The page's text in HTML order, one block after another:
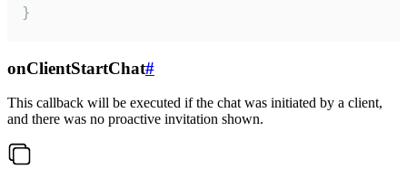
}
onClientStartChat#
This callback will be executed if the chat was initiated by a client,
and there was no proactive invitation shown.